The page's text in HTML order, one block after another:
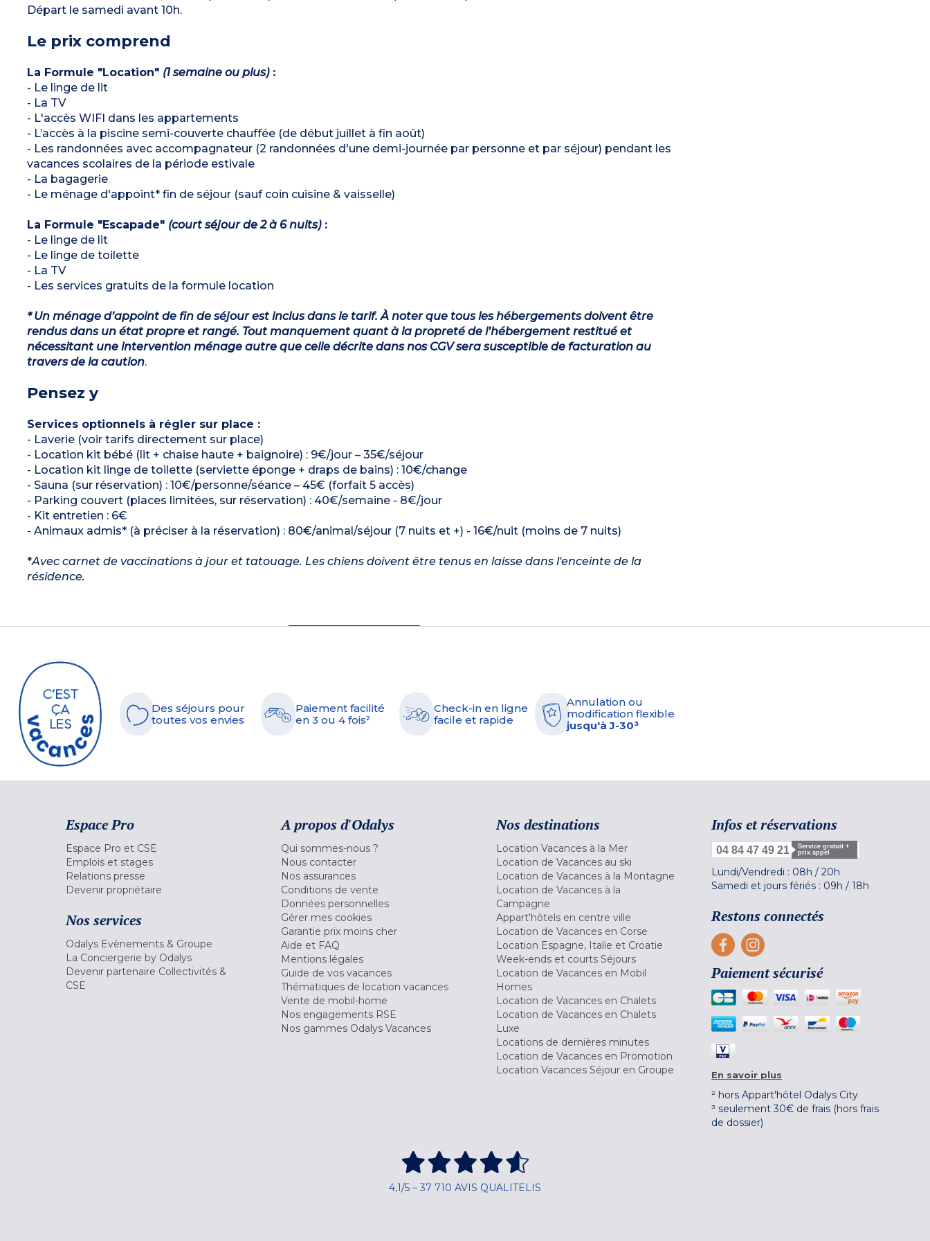
Départ le samedi avant 10h.
Le prix comprend
La Formule "Location" (1 semaine ou plus):
- Le linge de lit
- La TV
- L'accès WIFI dans les appartements
- L’accès à la piscine semi-couverte chauffée (de début juillet à fin août)
- Les randonnées avec accompagnateur (2 randonnées d'une demi-journée par personne et par séjour) pendant les
vacances scolaires de la période estivale
- La bagagerie
- Le ménage d'appoint* fin de séjour (sauf coin cuisine & vaisselle)
La Formule "Escapade" (court séjour de 2 à 6 nuits):
- Le linge de lit
- Le linge de toilette
- La TV
- Les services gratuits de la formule location
* Un ménage d’appoint de fin de séjour est inclus dans le tarif. À noter que tous les hébergements doivent être
rendus dans un état propre et rangé. Tout manquement quant à la propreté de l’hébergement restitué et
nécessitant une intervention ménage autre que celle décrite dans nos CGV sera susceptible de facturation au
travers de la caution.
Pensez y
Services optionnels à régler sur place :
- Laverie (voir tarifs directement sur place)
- Location kit bébé (lit + chaise haute + baignoire) : 9€/jour – 35€/séjour
- Location kit linge de toilette (serviette éponge + draps de bains) : 10€/change
- Sauna (sur réservation) : 10€/personne/séance – 45€ (forfait 5 accès)
- Parking couvert (places limitées, sur réservation) : 40€/semaine - 8€/jour
- Kit entretien : 6€
- Animaux admis* (à préciser à la réservation) : 80€/animal/séjour (7 nuits et +) - 16€/nuit (moins de 7 nuits)
*Avec carnet de vaccinations à jour et tatouage. Les chiens doivent être tenus en laisse dans l'enceinte de la
résidence.
Des séjours pour
toutes vos envies
Paiement facilité
en 3 ou 4 fois²
Check-in en ligne
facile et rapide
Annulation ou
modification flexible
jusqu'à J-30³
Espace Pro
Espace Pro et CSE
Emplois et stages
Relations presse
Devenir propriétaire
Nos services
Odalys Evènements & Groupe
La Conciergerie by Odalys
Devenir partenaire Collectivités &
CSE
A propos d'Odalys
Qui sommes-nous ?
Nous contacter
Nos assurances
Conditions de vente
Données personnelles
Gérer mes cookies
Garantie prix moins cher
Aide et FAQ
Mentions légales
Guide de vos vacances
Thématiques de location vacances
Vente de mobil-home
Nos engagements RSE
Nos gammes Odalys Vacances
Nos destinations
Location Vacances à la Mer
Location de Vacances au ski
Location de Vacances à la Montagne
Location de Vacances à la
Campagne
Appart'hôtels en centre ville
Location de Vacances en Corse
Location Espagne, Italie et Croatie
Week-ends et courts Séjours
Location de Vacances en Mobil
Homes
Location de Vacances en Chalets
Location de Vacances en Chalets
Luxe
Locations de dernières minutes
Location de Vacances en Promotion
Location Vacances Séjour en Groupe
Infos et réservations
04 84 47 49 21
Service gratuit +
prix appel
Lundi/Vendredi : 08h / 20h
Samedi et jours fériés : 09h / 18h
Restons connectés
Paiement sécurisé
En savoir plus
² hors Appart'hôtel Odalys City
³ seulement 30€ de frais (hors frais
de dossier)
4,1/5 – 37 710 AVIS QUALITELIS